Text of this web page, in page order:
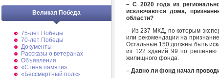
Великая Победа
75-лет Победы
70-лет Победы
Документы
Рассказы о ветеранах
Объявления
«Стена памяти»
«Бессмертный полк»
– С 2020 года из
исключаются дома,
области?
– Из 237 МКД, по которым
или рекомендации на
Остальные 150 должны быть
из 122 зданий 99 по решению
жилищного фонда.
– Давно ли фонд начал